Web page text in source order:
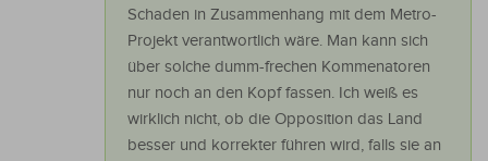
Schaden in Zusammenhang mit dem Metro-
Projekt verantwortlich wäre. Man kann sich
über solche dumm-frechen Kommenatoren
nur noch an den Kopf fassen. Ich weiß es
wirklich nicht, ob die Opposition das Land
besser und korrekter führen wird, falls sie an